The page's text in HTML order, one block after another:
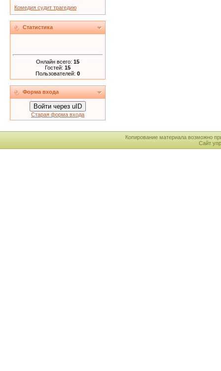
Комедия судит трагедию
Статистика
Онлайн всего: 15
Гостей: 15
Пользователей: 0
Форма входа
Войти через uID
Старая форма входа
Копирование материала возможно
Сайт